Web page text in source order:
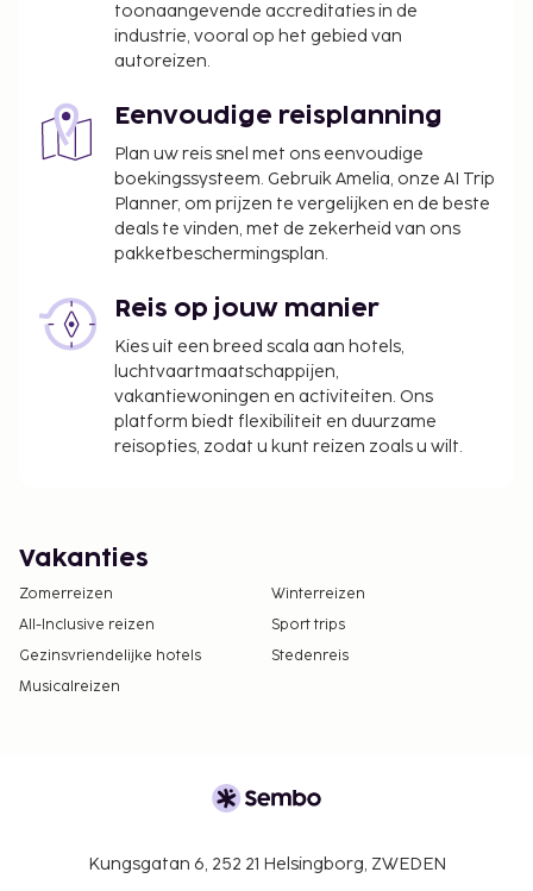
toonaangevende accreditaties in de
industrie, vooral op het gebied van
autoreizen.
Eenvoudige reisplanning
Plan uw reis snel met ons eenvoudige
boekingssysteem. Gebruik Amelia, onze AI Trip
Planner, om prijzen te vergelijken en de beste
deals te vinden, met de zekerheid van ons
pakketbeschermingsplan.
Reis op jouw manier
Kies uit een breed scala aan hotels,
luchtvaartmaatschappijen,
vakantiewoningen en activiteiten. Ons
platform biedt flexibiliteit en duurzame
reisopties, zodat u kunt reizen zoals u wilt.
Vakanties
Zomerreizen
Winterreizen
All-Inclusive reizen
Sport trips
Gezinsvriendelijke hotels
Stedenreis
Musicalreizen
Kungsgatan 6, 252 21 Helsingborg, ZWEDEN